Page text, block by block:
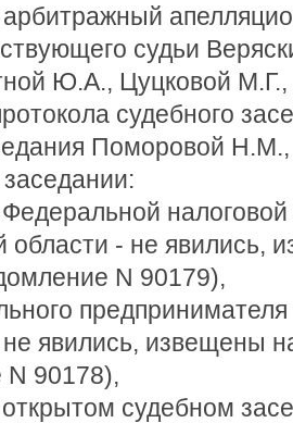
судьи
Ю.А., Цуцковой М.Г.,
судебного
Поморовой Н.М.,
области - не
N 90179),
явились, извещены
N 90178),
судебном